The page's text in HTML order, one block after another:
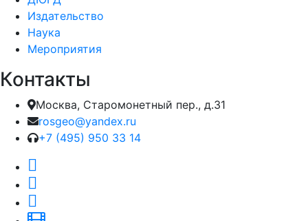
Издательство
Наука
Мероприятия
Контакты
Москва, Старомонетный пер., д.31
rosgeo@yandex.ru
+7 (495) 950 33 14